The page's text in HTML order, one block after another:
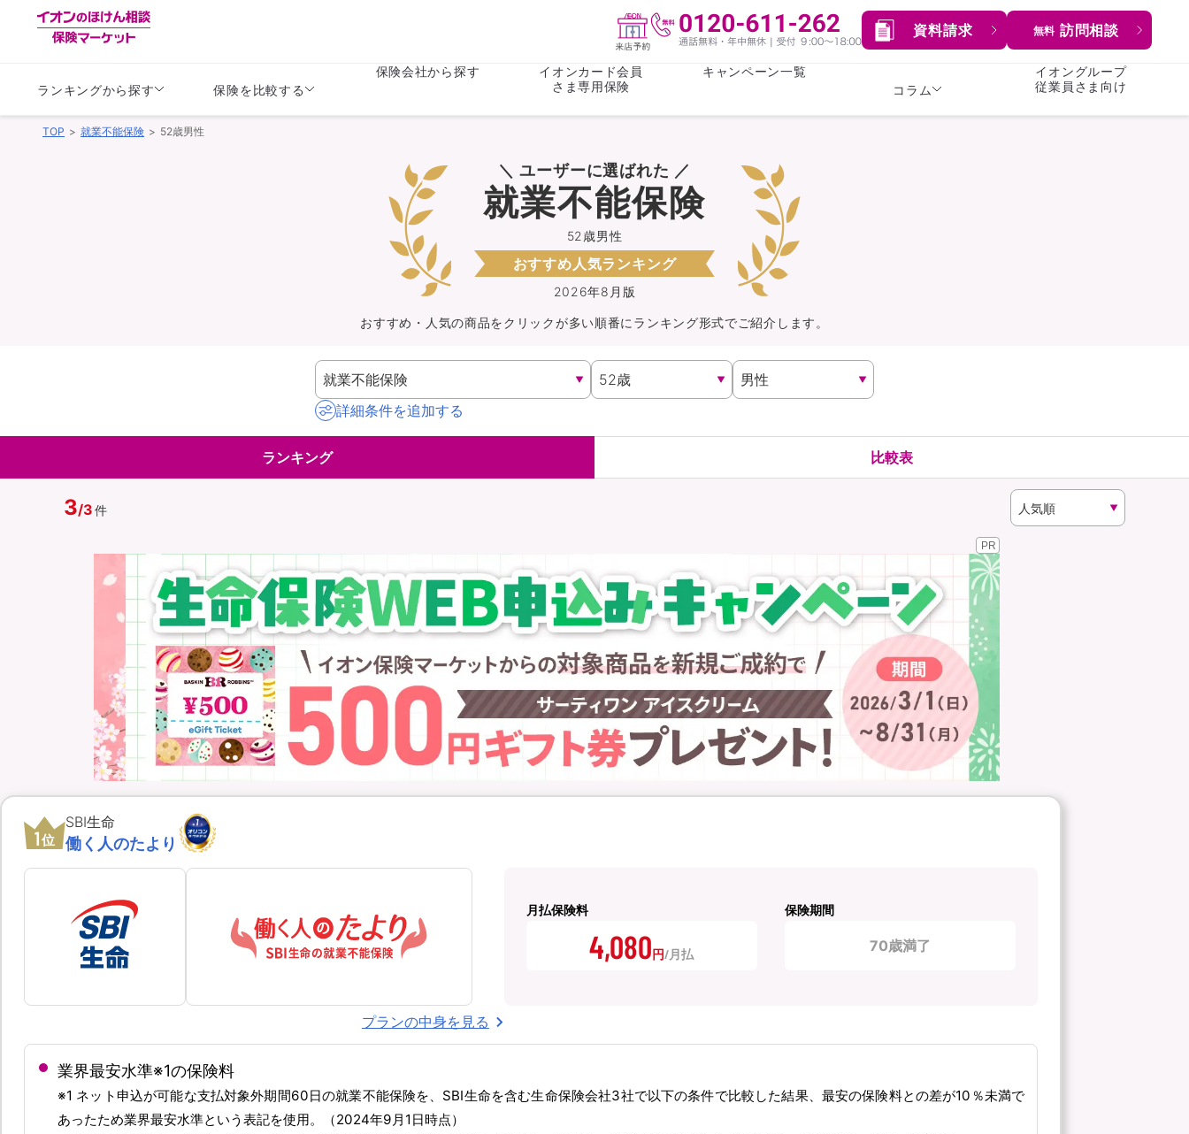
資料請求 無料 訪問相談
ランキングから探す
がん保険 女性医療保険
収入保障保険
持病がある方向け
持病がある方向け
がん保険
バイク保険 火災保険
ペット保険
スマホ保険
イオンカード会員さま
専用保険（損害保険）
WAON POINT還元型保険
保険を比較する
がん保険 女性医療保険
収入保障保険 介護・認知症保険
保険会社から探す
イオンカード会員
さま専用保険
キャンペーン一覧
コラム
ライフステージ 心配事
イオングループ
従業員さま向け
TOP 就業不能保険 52歳男性
＼ ユーザーに選ばれた ／
2026年8月版
52歳男性
就業不能保険
おすすめ人気ランキング
おすすめ・人気の商品をクリックが多い順番にランキング形式でご紹介します。
詳細条件を追加する
ランキング 比較表
3/3件
PR
1位
SBI生命
働く人のたより
月払保険料
4,080円
保険期間
70歳満了
プランの中身を見る
業界最安水準※1の保険料
※1 ネット申込が可能な支払対象外期間60日の就業不能保険を、SBI生命を含む生命保険会社3社で以下の条件で比較した結果、最安の保険料との差が10％未満で
あったため業界最安水準という表記を使用。（2024年9月1日時点）